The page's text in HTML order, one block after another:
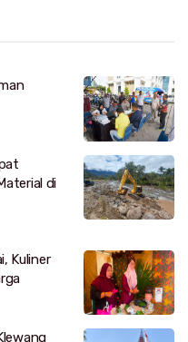
di
Kuliner